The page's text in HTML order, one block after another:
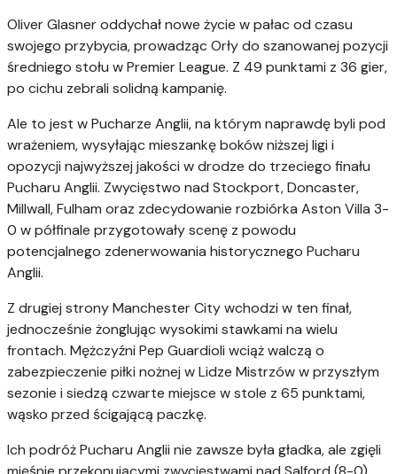
Oliver Glasner oddychał nowe życie w pałac od czasu
swojego przybycia, prowadząc Orły do ​​szanowanej pozycji
średniego stołu w Premier League. Z 49 punktami z 36 gier,
po cichu zebrali solidną kampanię.
Ale to jest w Pucharze Anglii, na którym naprawdę byli pod
wrażeniem, wysyłając mieszankę boków niższej ligi i
opozycji najwyższej jakości w drodze do trzeciego finału
Pucharu Anglii. Zwycięstwo nad Stockport, Doncaster,
Millwall, Fulham oraz zdecydowanie rozbiórka Aston Villa 3-
0 w półfinale przygotowały scenę z powodu
potencjalnego zdenerwowania historycznego Pucharu
Anglii.
Z drugiej strony Manchester City wchodzi w ten finał,
jednocześnie żonglując wysokimi stawkami na wielu
frontach. Mężczyźni Pep Guardioli wciąż walczą o
zabezpieczenie piłki nożnej w Lidze Mistrzów w przyszłym
sezonie i siedzą czwarte miejsce w stole z 65 punktami,
wąsko przed ścigającą paczkę.
Ich podróż Pucharu Anglii nie zawsze była gładka, ale zgięli